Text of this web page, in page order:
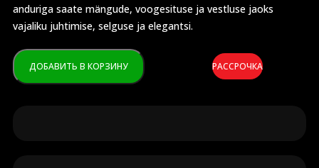
anduriga saate mängude, voogesituse ja vestluse jaoks
vajaliku juhtimise, selguse ja elegantsi.
ДОБАВИТЬ В КОРЗИНУ РАССРОЧКА